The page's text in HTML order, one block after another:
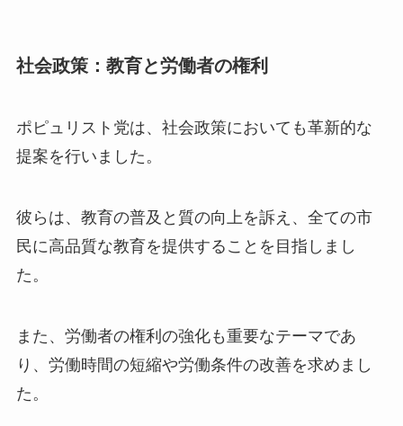
社会政策：教育と労働者の権利
ポピュリスト党は、社会政策においても革新的な
提案を行いました。
彼らは、教育の普及と質の向上を訴え、全ての市
民に高品質な教育を提供することを目指しまし
た。
また、労働者の権利の強化も重要なテーマであ
り、労働時間の短縮や労働条件の改善を求めまし
た。